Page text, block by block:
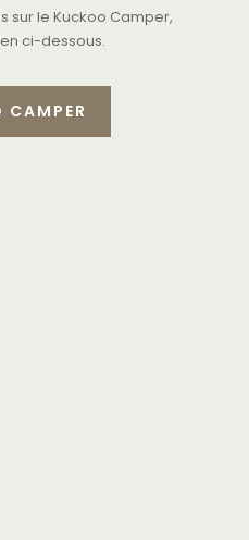
sur le Kuckoo Camper,
ci-dessous.
CAMPER